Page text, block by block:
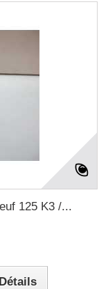
125 K3 /...
Détails